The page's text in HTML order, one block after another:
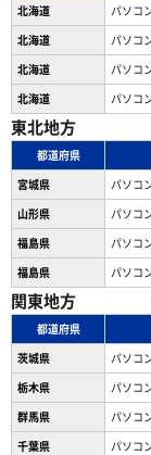
北海道
パソコ
北海道
パソコ
北海道
パソコ
北海道
パソコ
東北地方
都道府県
宮城県
パソコ
山形県
パソコ
福島県
パソコ
福島県
パソコ
関東地方
都道府県
茨城県
パソコ
栃木県
パソコ
群馬県
パソコ
千葉県
パソコ